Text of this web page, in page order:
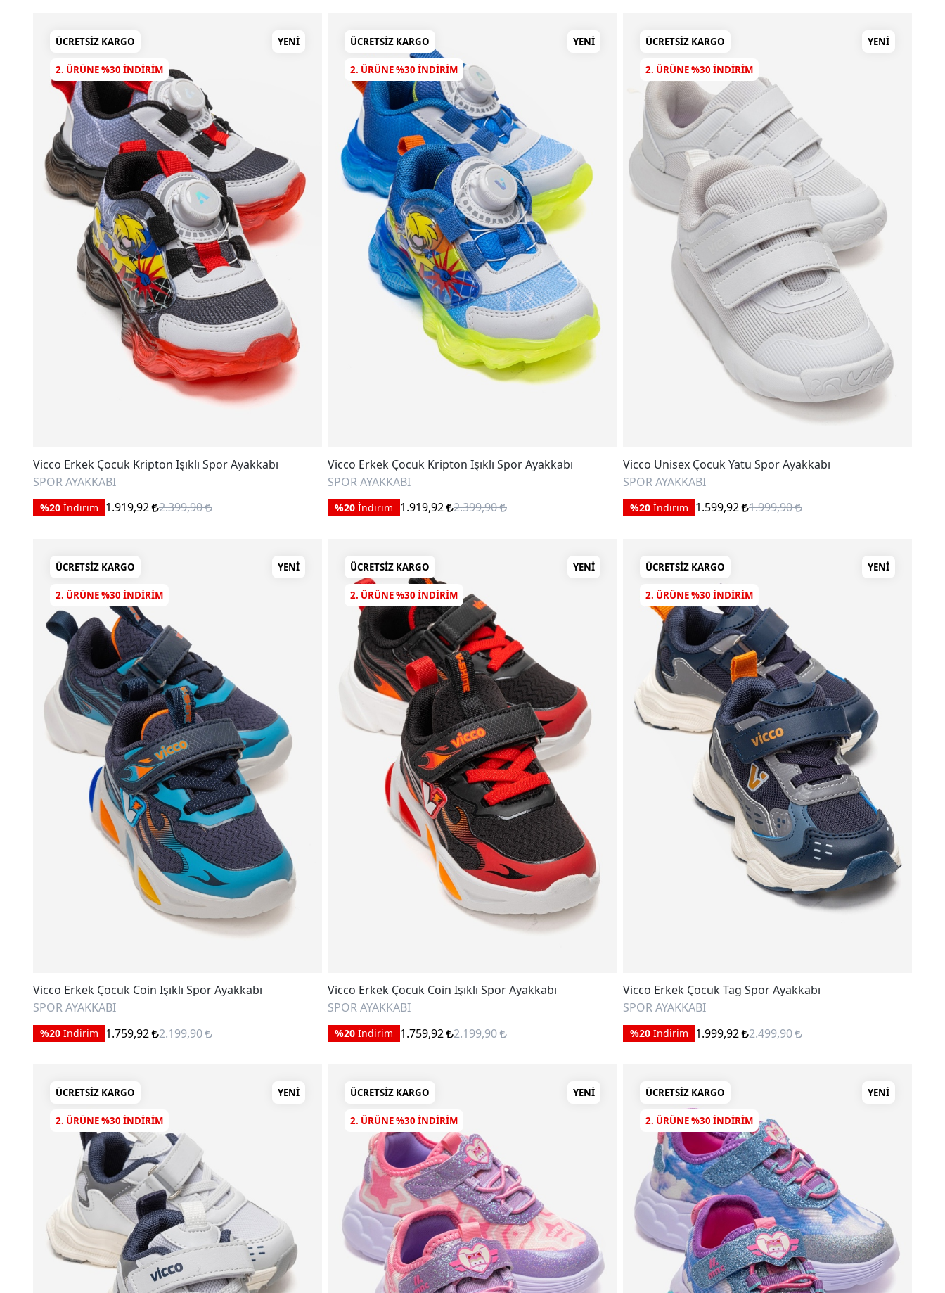
ÜCRETSIZ KARGO YENI
2. ÜRÜNE %30 INDIRIM
Vicco Erkek Çocuk Kripton Işıklı Spor Ayakkabı
SPOR AYAKKABI
%20 İndirim 1.919,92 2.399,90
ÜCRETSIZ KARGO YENI
2. ÜRÜNE %30 INDIRIM
Vicco Erkek Çocuk Kripton Işıklı Spor Ayakkabı
SPOR AYAKKABI
%20 İndirim 1.919,92 2.399,90
ÜCRETSIZ KARGO YENI
2. ÜRÜNE %30 INDIRIM
Vicco Unisex Çocuk Yatu Spor Ayakkabı
SPOR AYAKKABI
%20İndirim 1.599,92 1.999,90
ÜCRETSIZ KARGO YENI
2. ÜRÜNE %30 INDIRIM
Vicco Erkek Çocuk Coin Işıklı Spor Ayakkabı
SPOR AYAKKABI
%20 İndirim 1.759,92 2.199,90
ÜCRETSIZ KARGO YENI
2. ÜRÜNE %30 INDIRIM
Vicco Erkek Çocuk Coin Işıklı Spor Ayakkabı
SPOR AYAKKABI
%20 İndirim 1.759,92 2.199,90
ÜCRETSIZ KARGO YENI
2. ÜRÜNE %30 INDIRIM
Vicco Erkek Çocuk Tag Spor Ayakkabı
SPOR AYAKKABI
%20İndirim 1.999,92 2.499,90
ÜCRETSIZ KARGO YENI
2. ÜRÜNE %30 INDIRIM
ÜCRETSIZ KARGO YENI
2. ÜRÜNE %30 INDIRIM
ÜCRETSIZ KARGO YENI
2. ÜRÜNE %30 INDIRIM